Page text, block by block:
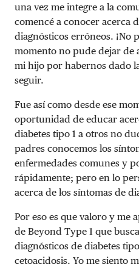
una vez me integre a la
comencé a conocer acerca
diagnósticos erróneos. ¡No
momento no pude dejar de
mi hijo por habernos dado
seguir.
Fue así como desde ese
oportunidad de educar
diabetes tipo 1 a otros no
padres conocemos los
enfermedades comunes y
rápidamente; pero en lo
acerca de los síntomas de
Por eso es que valoro y me
de Beyond Type 1 que
diagnósticos de diabetes
cetoacidosis. Yo me siento